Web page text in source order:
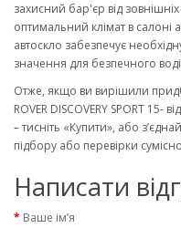
захисний бар'єр від
оптимальний клімат в салоні
автоскло забезпечує
значення для безпечного
Отже, якщо ви вирішили
ROVER DISCOVERY SPORT 15-
– тисніть «Купити», або
підбору або перевірки
Написати
Ваше ім’я